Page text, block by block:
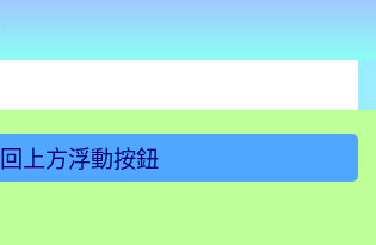
回上方浮動按鈕